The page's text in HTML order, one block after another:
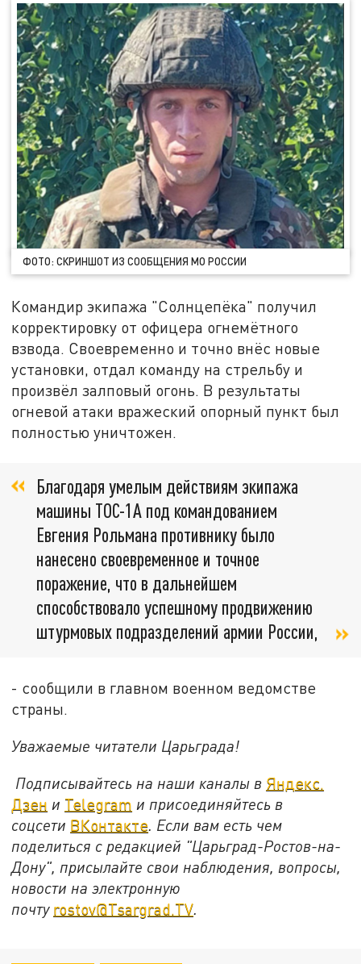
ФОТО: СКРИНШОТ ИЗ СООБЩЕНИЯ МО РОССИИ
Командир экипажа "Солнцепёка" получил
корректировку от офицера огнемётного
взвода. Своевременно и точно внёс новые
установки, отдал команду на стрельбу и
произвёл залповый огонь. В результаты
огневой атаки вражеский опорный пункт был
полностью уничтожен.
Благодаря умелым действиям экипажа
машины ТОС-1А под командованием
Евгения Рольмана противнику было
нанесено своевременное и точное
поражение, что в дальнейшем
способствовало успешному продвижению
штурмовых подразделений армии России,
- сообщили в главном военном ведомстве
страны.
Уважаемые читатели Царьграда!
Подписывайтесь на наши каналы в Яндекс.
Дзен и Telegram и присоединяйтесь в
соцсети ВКонтакте. Если вам есть чем
поделиться с редакцией "Царьград-Ростов-на-
Дону", присылайте свои наблюдения, вопросы,
новости на электронную
почту rostov@Tsargrad.ТV.